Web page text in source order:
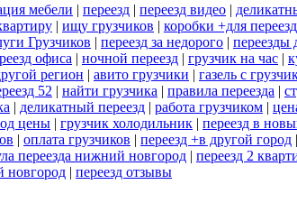
мебели | переезд | переезд видео |
| ищу грузчиков | коробки +для
Грузчиков | переезд за недорого | переезды
офиса | ночной переезд | грузчик на час |
регион | авито грузчики | газель с
52 | найти грузчика | правила переезда |
| деликатный переезд | работа грузчиком |
цены | грузчик холодильник | переезд в
| оплата грузчиков | переезд +в другой город |
переезда нижний новгород | переезд 2
новгород | переезд отзывы